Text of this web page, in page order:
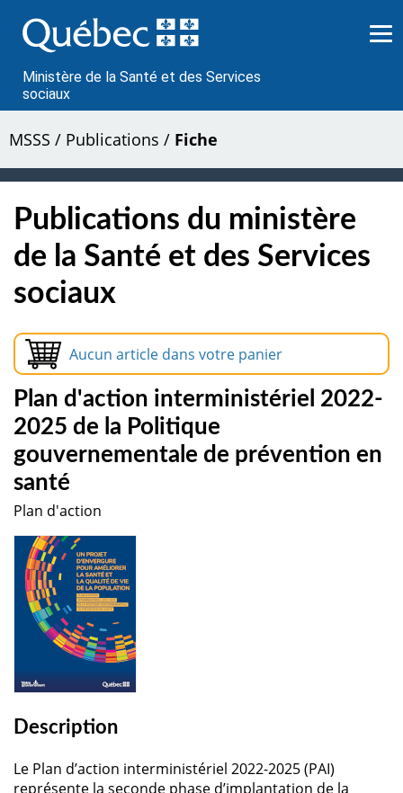
au
contenu
Ministère de la Santé et des Services
sociaux
MSSS / Publications / Fiche
Publications du ministère
de la Santé et des Services
sociaux
Aucun article dans votre panier
Plan d'action interministériel 2022-
2025 de la Politique
gouvernementale de prévention en
santé
Plan d'action
Description
Le Plan d’action interministériel 2022-2025 (PAI)
représente la seconde phase d’implantation de la